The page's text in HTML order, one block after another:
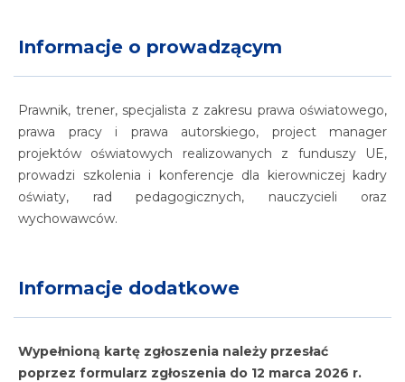
Informacje o prowadzącym
Prawnik, trener, specjalista z zakresu prawa oświatowego,
prawa pracy i prawa autorskiego, project manager
projektów oświatowych realizowanych z funduszy UE,
prowadzi szkolenia i konferencje dla kierowniczej kadry
oświaty, rad pedagogicznych, nauczycieli oraz
wychowawców.
Informacje dodatkowe
Wypełnioną kartę zgłoszenia należy przesłać
poprzez formularz zgłoszenia do 12 marca 2026 r.